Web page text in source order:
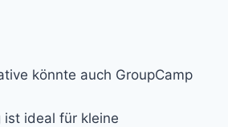
könnte auch GroupCamp
ideal für kleine